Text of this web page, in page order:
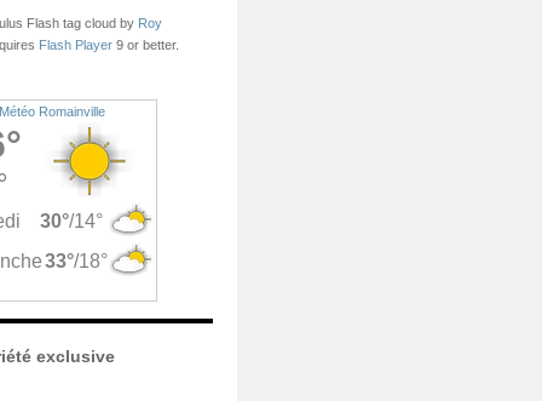
Flash tag cloud by Roy
Flash Player 9 or better.
Météo Romainville
exclusive